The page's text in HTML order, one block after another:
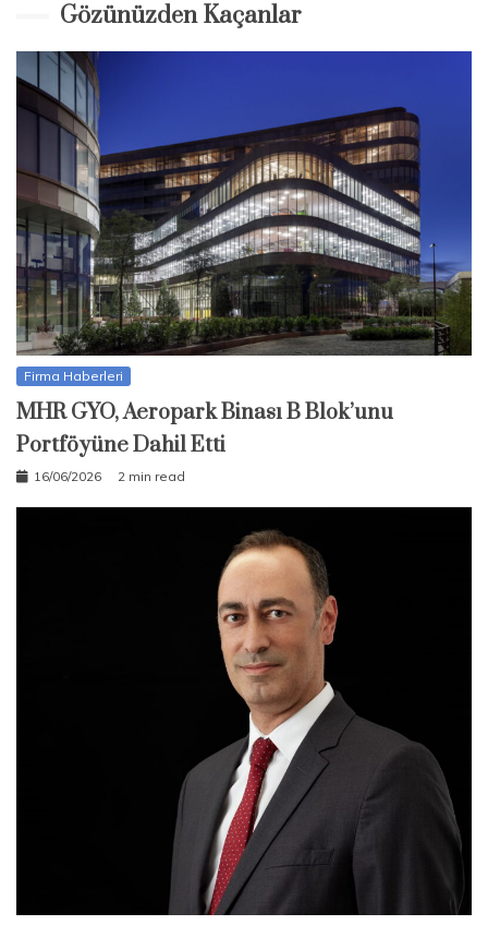
Gözünüzden Kaçanlar
Firma Haberleri
MHR GYO, Aeropark Binası B Blok’unu
Portföyüne Dahil Etti
16/06/2026 2 min read